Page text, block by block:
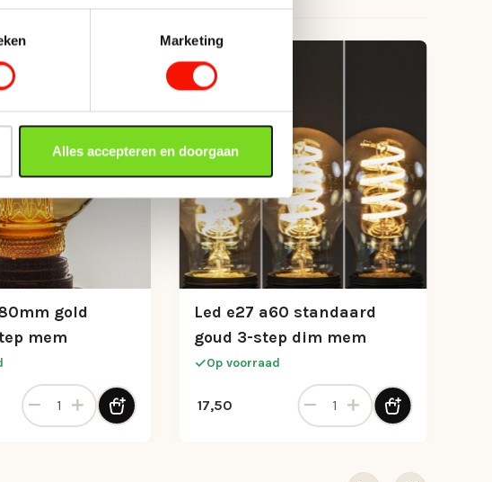
Marketing
Alles accepteren en doorgaan
aantal
gold
mem
Led globe 80mm gold 2200k 3-step mem aantal
Led e27 a60 standaard
goud 3-step dim mem
Op voorraad
17,50
Led e27 a60 standaard